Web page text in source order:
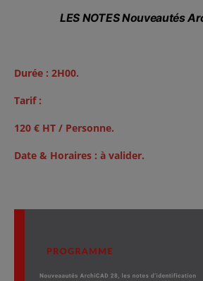
LES NOTES Nouveautés
Durée : 2H00.
Tarif :
120 € HT / Personne.
Date & Horaires : à valider.